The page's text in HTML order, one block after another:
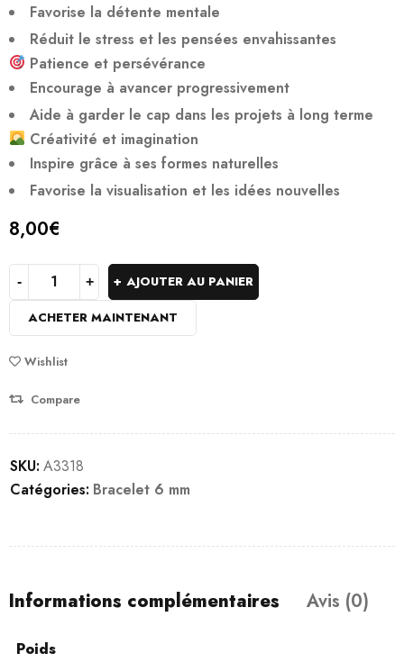
Favorise la détente mentale
Réduit le stress et les pensées envahissantes
Patience et persévérance
Encourage à avancer progressivement
Aide à garder le cap dans les projets à long terme
Créativité et imagination
Inspire grâce à ses formes naturelles
Favorise la visualisation et les idées nouvelles
8,00€
AJOUTER AU PANIER
ACHETER MAINTENANT
Wishlist
Compare
SKU: A3318
Catégories: Bracelet 6 mm
Informations complémentaires Avis (0)
Poids